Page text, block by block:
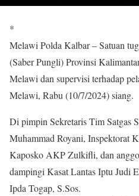
*
Melawi Polda Kalbar – Satuan
(Saber Pungli) Provinsi
Melawi dan supervisi terhadap
Melawi, Rabu (10/7/2024) siang.
Di pimpin Sekretaris Tim Satgas
Muhammad Royani, Inspektorat
Kaposko AKP Zulkifli, dan
dampingi Kasat Lantas Iptu Judi
Ipda Togap, S.Sos.